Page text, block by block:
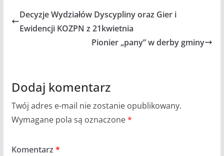
Decyzje Wydziałów Dyscypliny oraz Gier i
Ewidencji KOZPN z 21kwietnia
Pionier „pany” w derby gminy
Dodaj komentarz
Twój adres e-mail nie zostanie opublikowany.
Wymagane pola są oznaczone*
Komentarz *